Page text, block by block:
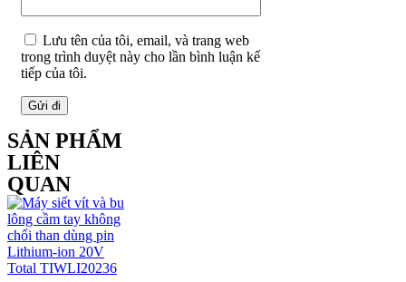
Lưu tên của tôi, email, và trang web
trong trình duyệt này cho lần bình luận kế
tiếp của tôi.
SẢN PHẨM
LIÊN
QUAN